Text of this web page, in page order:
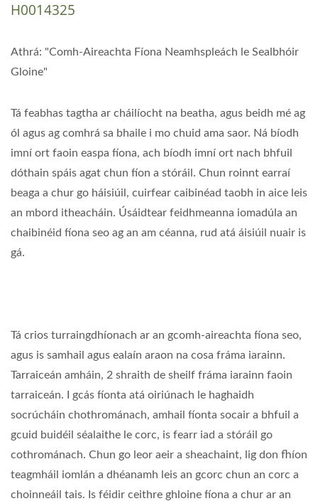
H0014325
Athrá: "Comh-Aireachta Fíona Neamhspleách le Sealbhóir
Gloine"
Tá feabhas tagtha ar cháilíocht na beatha, agus beidh mé ag
ól agus ag comhrá sa bhaile i mo chuid ama saor. Ná bíodh
imní ort faoin easpa fíona, ach bíodh imní ort nach bhfuil
dóthain spáis agat chun fíon a stóráil. Chun roinnt earraí
beaga a chur go háisiúil, cuirfear caibinéad taobh in aice leis
an mbord itheacháin. Úsáidtear feidhmeanna iomadúla an
chaibinéid fíona seo ag an am céanna, rud atá áisiúil nuair is
gá.
Tá crios turraingdhíonach ar an gcomh-aireachta fíona seo,
agus is samhail agus ealaín araon na cosa fráma iarainn.
Tarraiceán amháin, 2 shraith de sheilf fráma iarainn faoin
tarraiceán. I gcás fíonta atá oiriúnach le haghaidh
socrúcháin chothrománach, amhail fíonta socair a bhfuil a
gcuid buidéil séalaithe le corc, is fearr iad a stóráil go
cothrománach. Chun go leor aeir a sheachaint, lig don fhíon
teagmháil iomlán a dhéanamh leis an gcorc chun an corc a
choinneáil tais. Is féidir ceithre ghloine fíona a chur ar an